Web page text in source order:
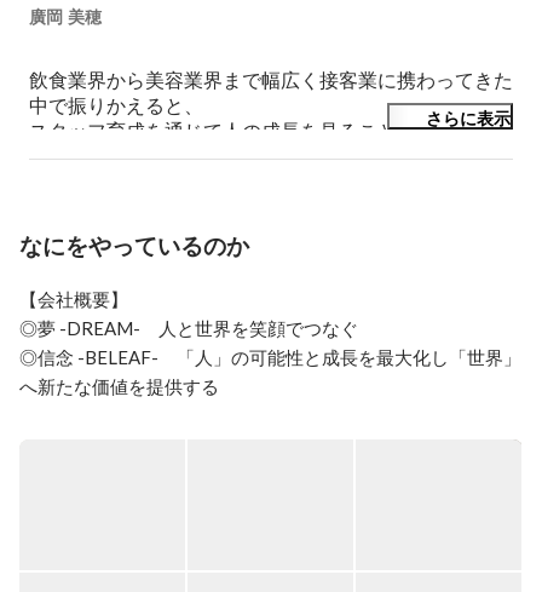
廣岡 美穂
飲食業界から美容業界まで幅広く接客業に携わってきた
中で振りかえると、
スタッフ育成を通じて人の成長を見ることが自分にとっ
ての楽しさだと気づき
さらに表示
なにをやっているのか
【会社概要】
◎夢 -DREAM-　人と世界を笑顔でつなぐ
◎信念 -BELEAF-　「人」の可能性と成長を最大化し「世界」
へ新たな価値を提供する